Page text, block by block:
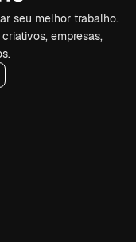
seu melhor trabalho.
empresas,